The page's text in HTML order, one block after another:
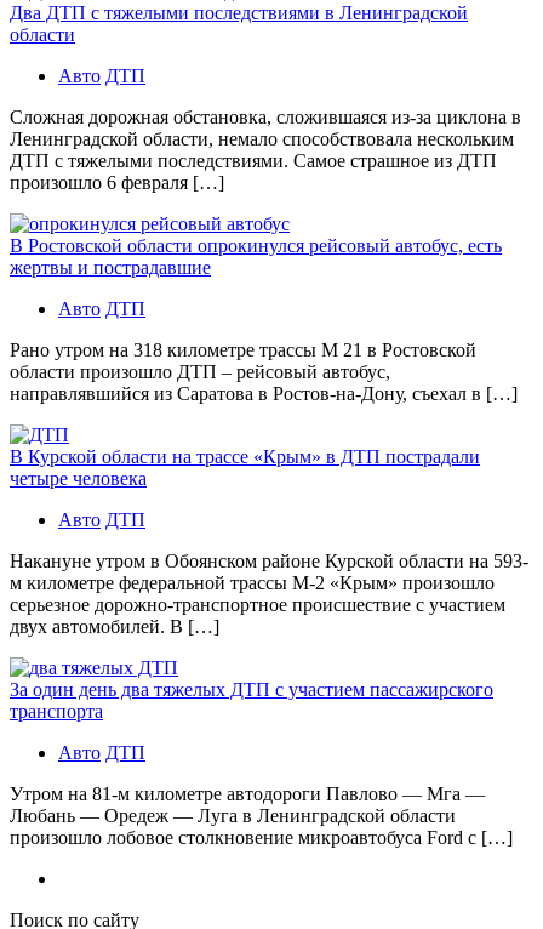
Два ДТП с тяжелыми последствиями в Ленинградской
области
Авто ДТП
Сложная дорожная обстановка, сложившаяся из-за циклона в
Ленинградской области, немало способствовала нескольким
ДТП с тяжелыми последствиями. Самое страшное из ДТП
произошло 6 февраля […]
В Ростовской области опрокинулся рейсовый автобус, есть
жертвы и пострадавшие
Авто ДТП
Рано утром на 318 километре трассы М 21 в Ростовской
области произошло ДТП – рейсовый автобус,
направлявшийся из Саратова в Ростов-на-Дону, съехал в […]
В Курской области на трассе «Крым» в ДТП пострадали
четыре человека
Авто ДТП
Накануне утром в Обоянском районе Курской области на 593-
м километре федеральной трассы М-2 «Крым» произошло
серьезное дорожно-транспортное происшествие с участием
двух автомобилей. В […]
За один день два тяжелых ДТП с участием пассажирского
транспорта
Авто ДТП
Утром на 81-м километре автодороги Павлово — Мга —
Любань — Оредеж — Луга в Ленинградской области
произошло лобовое столкновение микроавтобуса Ford с […]
Поиск по сайту